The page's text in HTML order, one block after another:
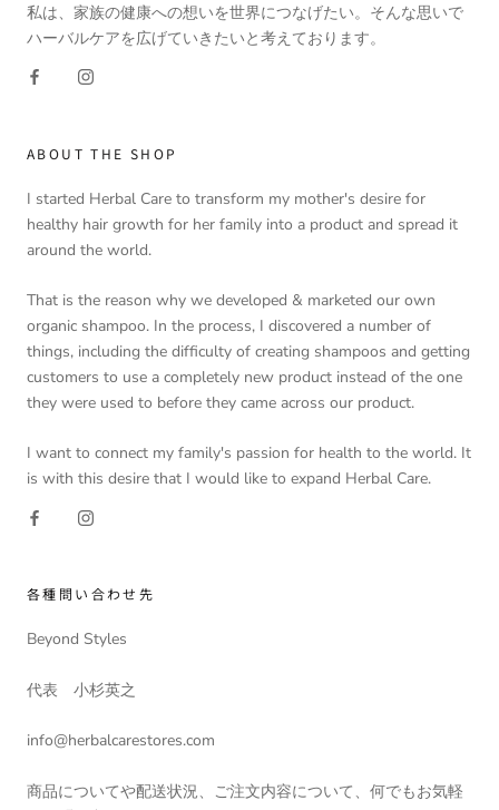
私は、家族の健康への想いを世界につなげたい。そんな思いで
ハーバルケアを広げていきたいと考えております。
ABOUT THE SHOP
I started Herbal Care to transform my mother's desire for
healthy hair growth for her family into a product and spread it
around the world.
That is the reason why we developed & marketed our own
organic shampoo. In the process, I discovered a number of
things, including the difficulty of creating shampoos and getting
customers to use a completely new product instead of the one
they were used to before they came across our product.
I want to connect my family's passion for health to the world. It
is with this desire that I would like to expand Herbal Care.
各種問い合わせ先
Beyond Styles
代表 小杉英之
info@herbalcarestores.com
商品についてや配送状況、ご注文内容について、何でもお気軽